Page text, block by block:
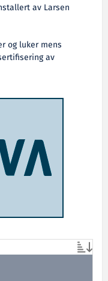
av Larsen
og luker mens
av